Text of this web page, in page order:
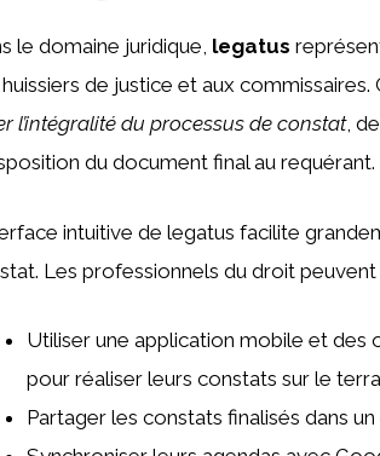
le domaine juridique, legatus
de justice et aux
l’intégralité du processus de constat,
du document final au requérant.
intuitive de legatus facilite
Les professionnels du droit peuvent
Utiliser une application mobile et des
pour réaliser leurs constats sur le
Partager les constats finalisés dans